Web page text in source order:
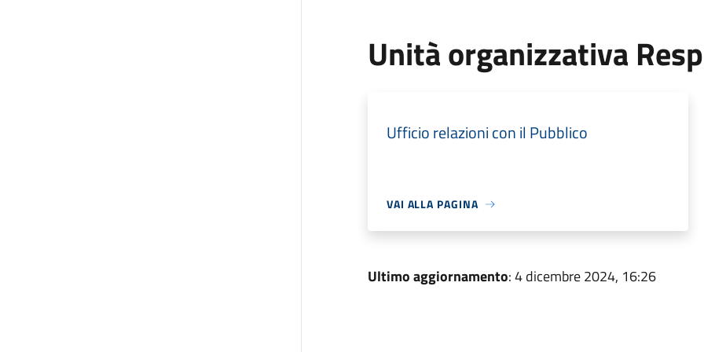
Unità organizzativa
Ufficio relazioni con il Pubblico
VAI ALLA PAGINA
Ultimo aggiornamento: 4 dicembre 2024, 16:26